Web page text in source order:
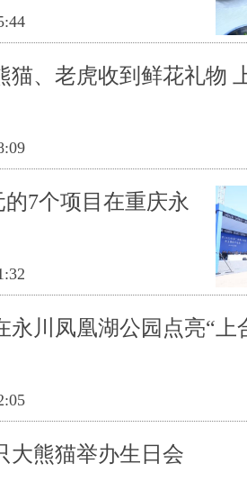
猫、老虎收到鲜花礼物
7个项目在重庆永
永川凤凰湖公园点亮“上
大熊猫举办生日会